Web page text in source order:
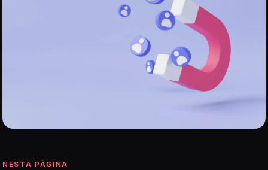
NESTA PÁGINA